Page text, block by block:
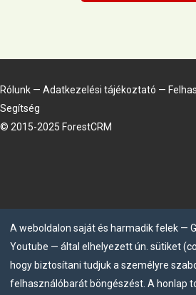
A weboldalon saját és harmadik felek —
Youtube — által elhelyezett ún. sütiket
hogy biztosítani tudjuk a személyre
felhasználóbarát böngészést. A honlap
Rólunk — Adatkezelési tájékoztató —
Segítség
© 2015-2025 ForestCRM